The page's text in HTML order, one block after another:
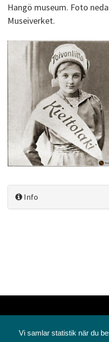
Hangö museum. Foto
Museiverket.
Info
Vi samlar statistik när du